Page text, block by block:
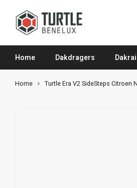
Home Dakdragers
Home Turtle Era V2 SideSteps